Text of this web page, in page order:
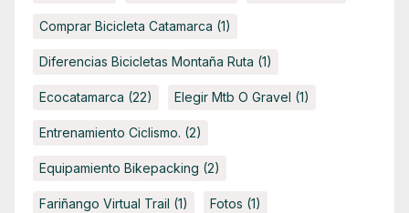
Comprar Bicicleta Catamarca (1)
Diferencias Bicicletas Montaña Ruta (1)
Ecocatamarca (22) Elegir Mtb O Gravel (1)
Entrenamiento Ciclismo. (2)
Equipamiento Bikepacking (2)
Fariñango Virtual Trail (1) Fotos (1)